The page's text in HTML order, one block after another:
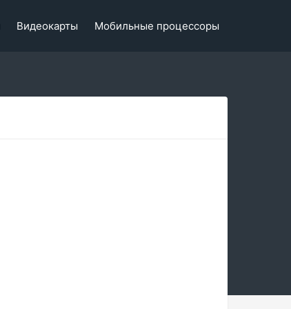
Видеокарты Мобильные процессоры